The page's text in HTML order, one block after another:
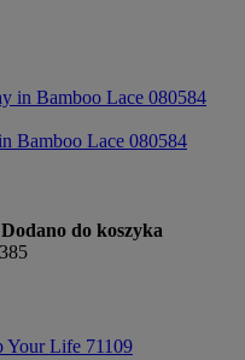
Bamboo Lace 080584
Dodano do koszyka